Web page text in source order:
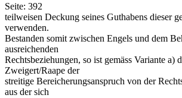
Seite: 392
teilweisen Deckung seines Guthabens dieser
verwenden.
Bestanden somit zwischen Engels und dem
ausreichenden
Rechtsbeziehungen, so ist gemäss Variante a)
Zweigert/Raape der
streitige Bereicherungsanspruch von der
aus der sich